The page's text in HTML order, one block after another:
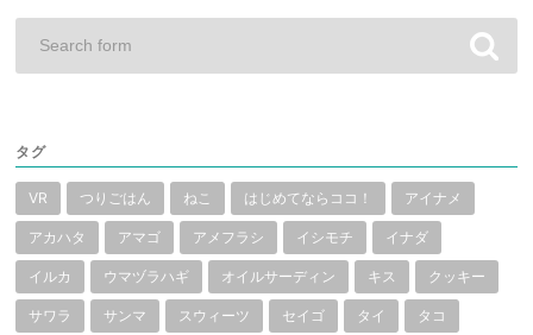
タグ
VR つりごはん ねこ はじめてならココ！ アイナメ
アカハタ アマゴ アメフラシ イシモチ イナダ
イルカ ウマヅラハギ オイルサーディン キス クッキー
サワラ サンマ スウィーツ セイゴ タイ タコ